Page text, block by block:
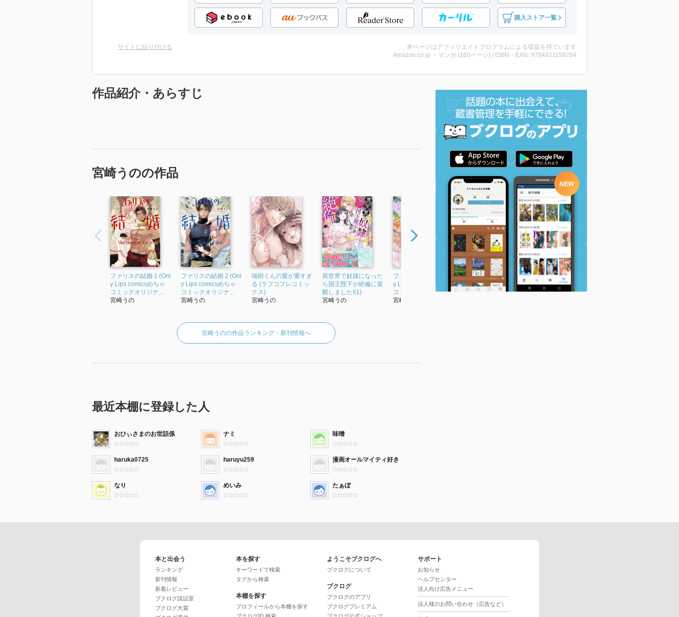
購入ストア一覧
サイトに貼り付ける
本ページはアフィリエイトプログラムによる収益を得ています
Amazon.co.jp ・マンガ (160ページ) / ISBN・EAN: 9784821159284
作品紹介・あらすじ
宮崎うのの作品
ファリスの結婚 1 (Onl
y Lips comicsめちゃ
コミックオリジナ...
宮崎うの
ファリスの結婚 2 (Onl
y Lips comicsめちゃ
コミックオリジナ...
宮崎うの
瑞樹くんの愛が重すぎ
る (ラブコフレコミッ
クス)
宮崎うの
異世界で奴隷になった
ら国王陛下が絶倫に覚
醒しました!(1)
宮崎うの
ファリスの結婚 3 (Onl
y Lips comicsめちゃ
コミックオリジナ...
宮崎うの
溺愛社長は狙った獲物
を逃がさない (カノン
ミアコミックス)
箱庭プリンスは純白庭
師を射止めたい (上)
(ラブコフレコミック
宮崎うのの作品ランキング・新刊情報へ
最近本棚に登録した人
おひぃさまのお世話係 ナミ 味噌
haruka0725 haruyu259 漫画オールマイティ好き
なり めいみ たぁぼ
本と出会う
ランキング
新刊情報
新着レビュー
ブクログ談話室
ブクログ大賞
本を探す
キーワードで検索
タグから検索
本棚を探す
プロフィールから本棚を探す
ようこそブクログへ
ブクログについて
ブクログ
ブクログのアプリ
ブクログプレミアム
サポート
お知らせ
ヘルプセンター
法人向け広告メニュー
法人様のお問い合わせ（広告など）